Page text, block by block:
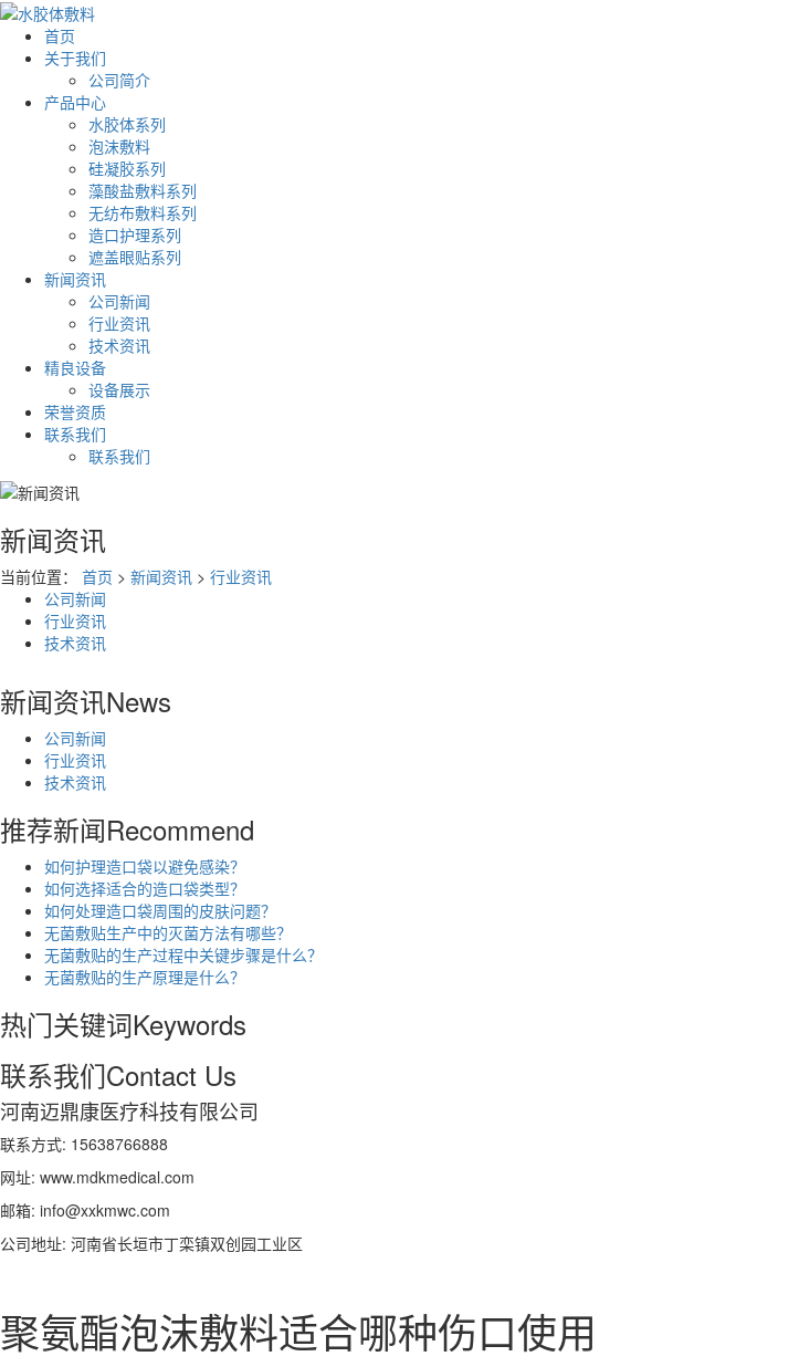
首页
关于我们
公司简介
产品中心
水胶体系列
泡沫敷料
硅凝胶系列
藻酸盐敷料系列
无纺布敷料系列
造口护理系列
遮盖眼贴系列
新闻资讯
公司新闻
行业资讯
技术资讯
精良设备
设备展示
荣誉资质
联系我们
联系我们
新闻资讯
当前位置： 首页 > 新闻资讯 > 行业资讯
公司新闻
行业资讯
技术资讯
新闻资讯News
公司新闻
行业资讯
技术资讯
推荐新闻Recommend
如何护理造口袋以避免感染？
如何选择适合的造口袋类型？
如何处理造口袋周围的皮肤问题？
无菌敷贴生产中的灭菌方法有哪些？
无菌敷贴的生产过程中关键步骤是什么？
无菌敷贴的生产原理是什么？
热门关键词Keywords
联系我们Contact Us
河南迈鼎康医疗科技有限公司
联系方式: 15638766888
网址: www.mdkmedical.com
邮箱: info@xxkmwc.com
公司地址: 河南省长垣市丁栾镇双创园工业区
聚氨酯泡沫敷料适合哪种伤口使用